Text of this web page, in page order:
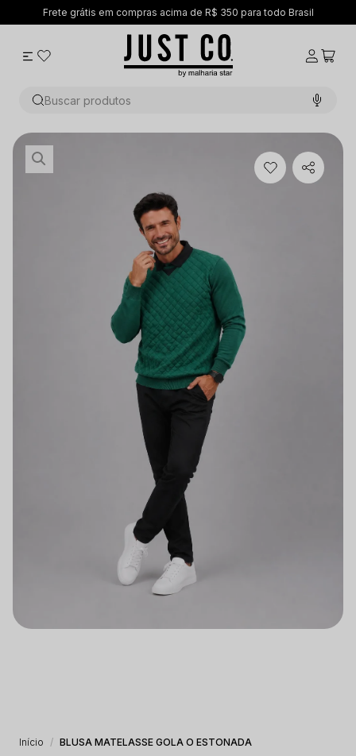
para todo Brasil 5% OFF no PIX
Buscar produtos
Início BLUSA MATELASSE GOLA O ESTONADA